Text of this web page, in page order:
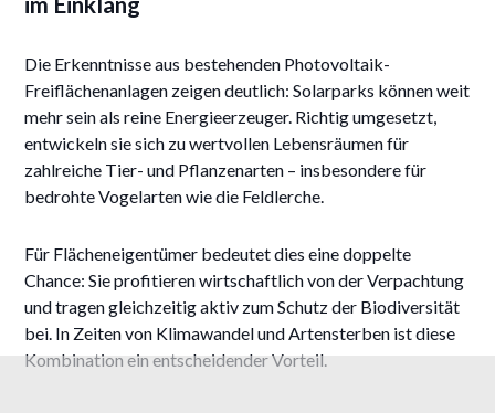
Die Erkenntnisse aus bestehenden Photovoltaik-
Freiflächenanlagen zeigen deutlich: Solarparks können weit
mehr sein als reine Energieerzeuger. Richtig umgesetzt,
entwickeln sie sich zu wertvollen Lebensräumen für
zahlreiche Tier- und Pflanzenarten – insbesondere für
bedrohte Vogelarten wie die Feldlerche.
Für Flächeneigentümer bedeutet dies eine doppelte
Chance: Sie profitieren wirtschaftlich von der Verpachtung
und tragen gleichzeitig aktiv zum Schutz der Biodiversität
bei. In Zeiten von Klimawandel und Artensterben ist diese
Kombination ein entscheidender Vorteil.